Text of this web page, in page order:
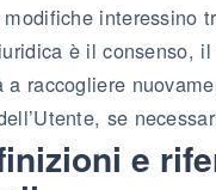
interessino
è il consenso,
a raccogliere
se
e